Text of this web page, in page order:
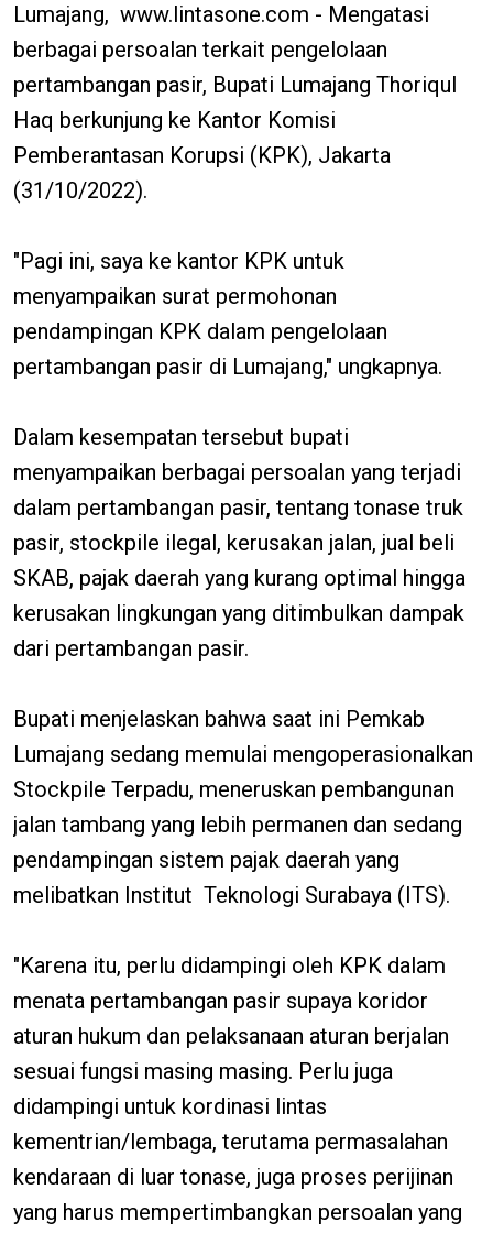
Lumajang, www.lintasone.com - Mengatasi
berbagai persoalan terkait pengelolaan
pertambangan pasir, Bupati Lumajang Thoriqul
Haq berkunjung ke Kantor Komisi
Pemberantasan Korupsi (KPK), Jakarta
(31/10/2022).
"Pagi ini, saya ke kantor KPK untuk
menyampaikan surat permohonan
pendampingan KPK dalam pengelolaan
pertambangan pasir di Lumajang," ungkapnya.
Dalam kesempatan tersebut bupati
menyampaikan berbagai persoalan yang terjadi
dalam pertambangan pasir, tentang tonase truk
pasir, stockpile ilegal, kerusakan jalan, jual beli
SKAB, pajak daerah yang kurang optimal hingga
kerusakan lingkungan yang ditimbulkan dampak
dari pertambangan pasir.
Bupati menjelaskan bahwa saat ini Pemkab
Lumajang sedang memulai mengoperasionalkan
Stockpile Terpadu, meneruskan pembangunan
jalan tambang yang lebih permanen dan sedang
pendampingan sistem pajak daerah yang
melibatkan Institut Teknologi Surabaya (ITS).
"Karena itu, perlu didampingi oleh KPK dalam
menata pertambangan pasir supaya koridor
aturan hukum dan pelaksanaan aturan berjalan
sesuai fungsi masing masing. Perlu juga
didampingi untuk kordinasi lintas
kementrian/lembaga, terutama permasalahan
kendaraan di luar tonase, juga proses perijinan
yang harus mempertimbangkan persoalan yang